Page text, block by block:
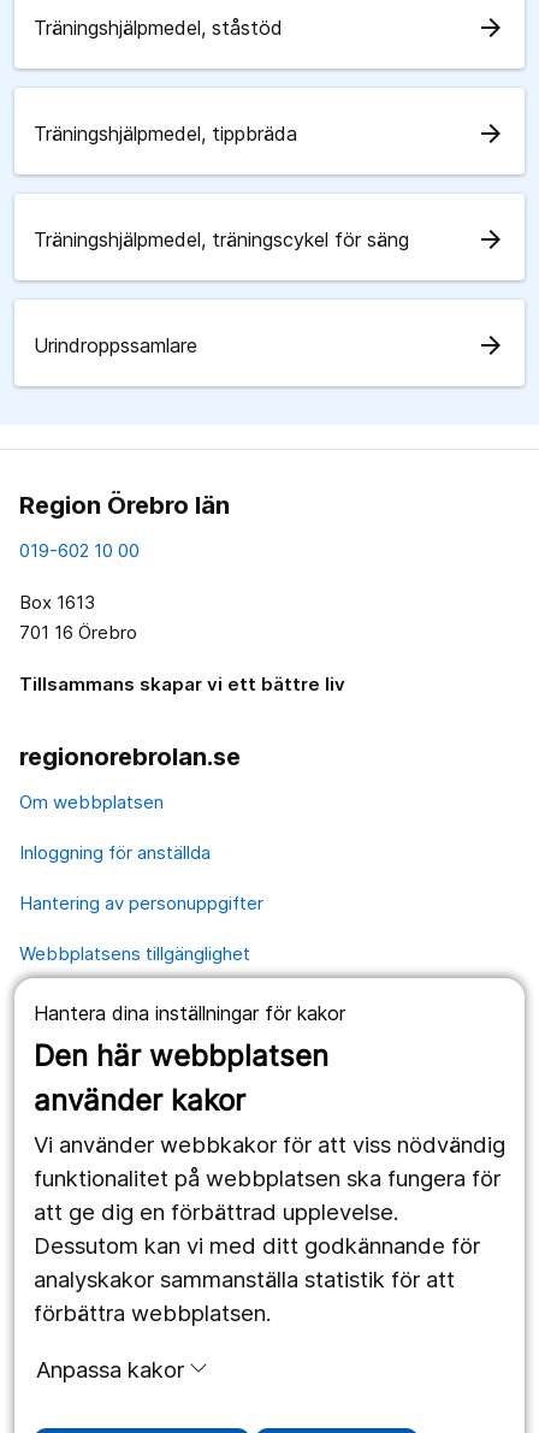
Hantera dina inställningar för kakor
Den här webbplatsen
använder kakor
Vi använder webbkakor för att viss nödvändig
funktionalitet på webbplatsen ska fungera för
att ge dig en förbättrad upplevelse.
Dessutom kan vi med ditt godkännande för
analyskakor sammanställa statistik för att
förbättra webbplatsen.
Anpassa kakor
Träningshjälpmedel, ståstöd arrow_forward
Träningshjälpmedel, tippbräda arrow_forward
Träningshjälpmedel, träningscykel för säng arrow_forward
Urindroppssamlare arrow_forward
Region Örebro län
019-602 10 00
Box 1613
701 16 Örebro
Tillsammans skapar vi ett bättre liv
regionorebrolan.se
Om webbplatsen
Inloggning för anställda
Hantering av personuppgifter
Webbplatsens tillgänglighet
Våra webbplatser
1177.se
Region Örebro län
Följ oss
Facebook